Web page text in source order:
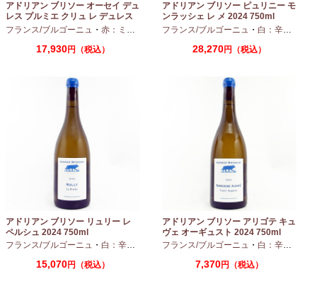
アドリアン ブリソー オーセイ デュ
レス プルミエ クリュ レ デュレス
2024 750ml
フランス/ブルゴーニュ ・ 赤：ミディアムボディ ・ピノノワール
17,930円（税込）
アドリアン ブリソー ピュリニー モ
ンラッシェ レ メ 2024 750ml
フランス/ブルゴーニュ ・ 白：辛口
28,270円（税込）
アドリアン ブリソー リュリー レ
ペルシュ 2024 750ml
フランス/ブルゴーニュ ・ 白：辛口 シャルドネ
15,070円（税込）
アドリアン ブリソー アリゴテ キュ
ヴェ オーギュスト 2024 750ml
フランス/ブルゴーニュ ・ 白：辛口
7,370円（税込）